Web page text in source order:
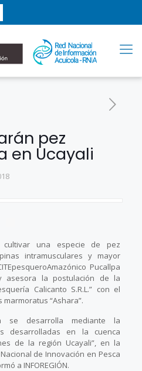
pez
en Ucayali
cultivar una especie de pez
intramusculares y mayor
Pucallpa
asesora la postulación de la
Calicanto S.R.L.” con el
“Ashara”.
se desarrolla mediante la
desarrolladas en la cuenca
de la región Ucayali”, en la
de Innovación en Pesca
a INFOREGIÓN.